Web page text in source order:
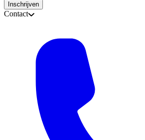
Inschrijven
Contact